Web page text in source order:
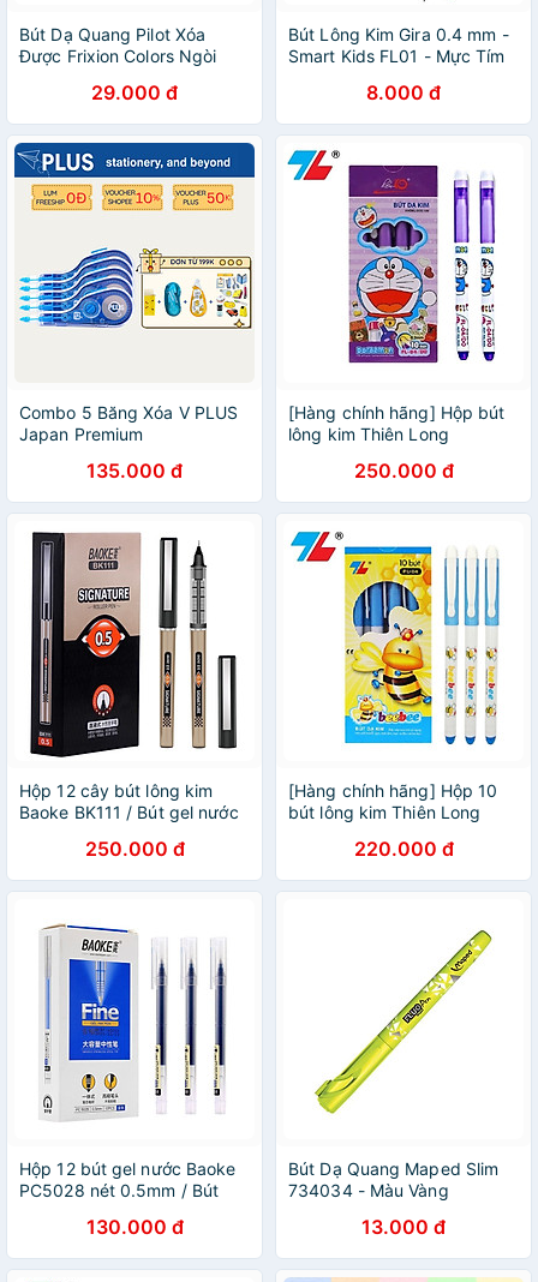
Bút Dạ Quang Pilot Xóa
Được Frixion Colors Ngòi
SW-FC-L-ME29.000 đ
Bút Lông Kim Gira 0.4 mm -
Smart Kids FL01 - Mực Tím
8.000 đ
Combo 5 Băng Xóa V PLUS
Japan Premium
135.000 đ
[Hàng chính hãng] Hộp bút
lông kim Thiên Long
FL04/DO ngòi 0.3mm
250.000 đ
Hộp 12 cây bút lông kim
Baoke BK111 / Bút gel nước
250.000 đ
[Hàng chính hãng] Hộp 10
bút lông kim Thiên Long
cho viết máy ngòi 0.3mm
220.000 đ
Hộp 12 bút gel nước Baoke
PC5028 nét 0.5mm / Bút
nhanh khô130.000 đ
Bút Dạ Quang Maped Slim
734034 - Màu Vàng
13.000 đ